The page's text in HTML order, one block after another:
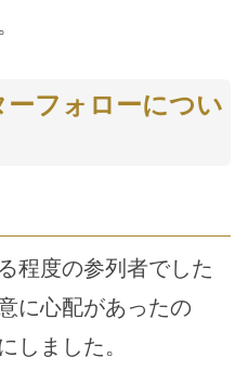
ーフォローについ
程度の参列者でした
に心配があったの
しました。